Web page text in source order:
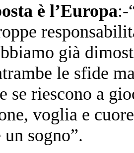
è l’Europa:-
già
le sfide
se riescono a
voglia e
sogno”.